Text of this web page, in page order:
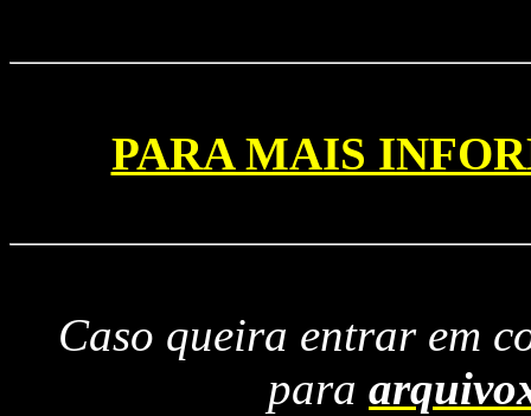
PARA MAIS
Caso queira entrar em
para